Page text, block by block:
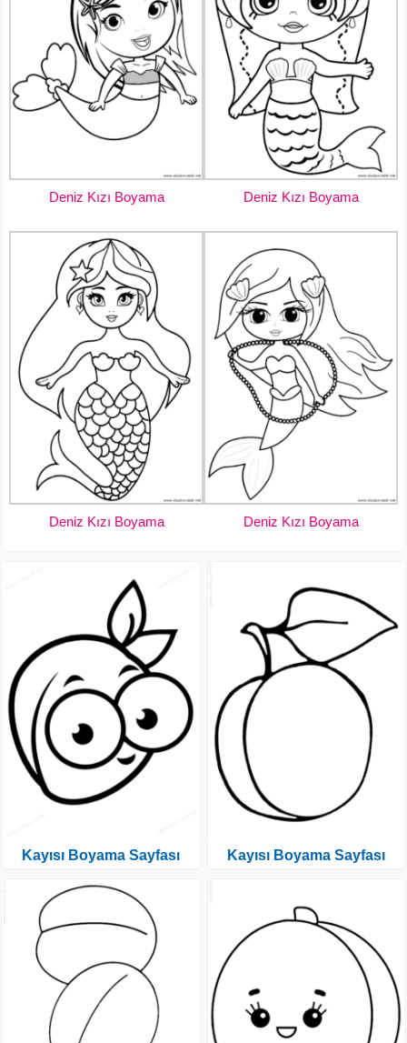
Deniz Kızı Boyama Deniz Kızı Boyama
Deniz Kızı Boyama Deniz Kızı Boyama
Kayısı Boyama Sayfası Kayısı Boyama Sayfası